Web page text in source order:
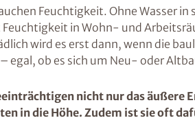
Feuchtigkeit. Ohne Wasser
in Wohn- und
wird es erst dann, wenn die
egal, ob es sich um Neu- oder
nicht nur das
in die Höhe. Zudem ist sie oft